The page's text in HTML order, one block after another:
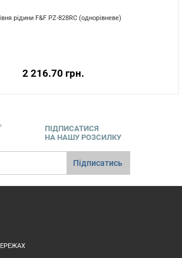
рідини F&F PZ-828RC (однорівневе)
2 216.70 грн.
ПІДПИСАТИСЯ
НА НАШУ РОЗСИЛКУ
Підписатись